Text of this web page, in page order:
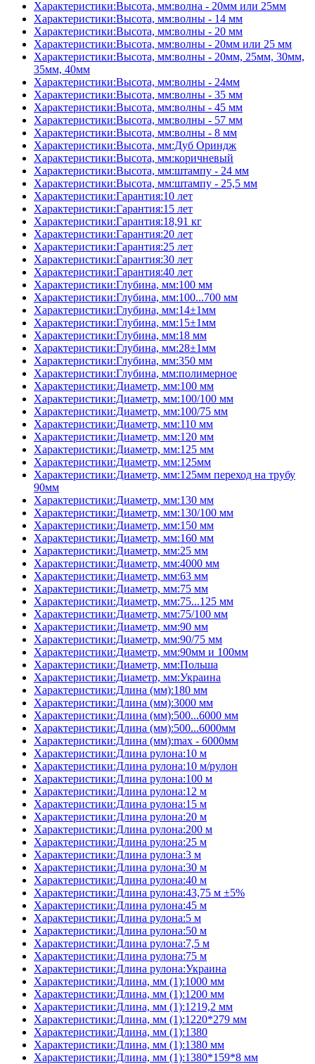
Характеристики:Высота, мм:волна - 20мм или 25мм
Характеристики:Высота, мм:волны - 14 мм
Характеристики:Высота, мм:волны - 20 мм
Характеристики:Высота, мм:волны - 20мм или 25 мм
Характеристики:Высота, мм:волны - 20мм, 25мм, 30мм,
35мм, 40мм
Характеристики:Высота, мм:волны - 24мм
Характеристики:Высота, мм:волны - 35 мм
Характеристики:Высота, мм:волны - 45 мм
Характеристики:Высота, мм:волны - 57 мм
Характеристики:Высота, мм:волны - 8 мм
Характеристики:Высота, мм:Дуб Ориндж
Характеристики:Высота, мм:коричневый
Характеристики:Высота, мм:штампу - 24 мм
Характеристики:Высота, мм:штампу - 25,5 мм
Характеристики:Гарантия:10 лет
Характеристики:Гарантия:15 лет
Характеристики:Гарантия:18,91 кг
Характеристики:Гарантия:20 лет
Характеристики:Гарантия:25 лет
Характеристики:Гарантия:30 лет
Характеристики:Гарантия:40 лет
Характеристики:Глубина, мм:100 мм
Характеристики:Глубина, мм:100...700 мм
Характеристики:Глубина, мм:14±1мм
Характеристики:Глубина, мм:15±1мм
Характеристики:Глубина, мм:18 мм
Характеристики:Глубина, мм:28±1мм
Характеристики:Глубина, мм:350 мм
Характеристики:Глубина, мм:полимерное
Характеристики:Диаметр, мм:100 мм
Характеристики:Диаметр, мм:100/100 мм
Характеристики:Диаметр, мм:100/75 мм
Характеристики:Диаметр, мм:110 мм
Характеристики:Диаметр, мм:120 мм
Характеристики:Диаметр, мм:125 мм
Характеристики:Диаметр, мм:125мм
Характеристики:Диаметр, мм:125мм переход на трубу
90мм
Характеристики:Диаметр, мм:130 мм
Характеристики:Диаметр, мм:130/100 мм
Характеристики:Диаметр, мм:150 мм
Характеристики:Диаметр, мм:160 мм
Характеристики:Диаметр, мм:25 мм
Характеристики:Диаметр, мм:4000 мм
Характеристики:Диаметр, мм:63 мм
Характеристики:Диаметр, мм:75 мм
Характеристики:Диаметр, мм:75...125 мм
Характеристики:Диаметр, мм:75/100 мм
Характеристики:Диаметр, мм:90 мм
Характеристики:Диаметр, мм:90/75 мм
Характеристики:Диаметр, мм:90мм и 100мм
Характеристики:Диаметр, мм:Польша
Характеристики:Диаметр, мм:Украина
Характеристики:Длина (мм):180 мм
Характеристики:Длина (мм):3000 мм
Характеристики:Длина (мм):500...6000 мм
Характеристики:Длина (мм):500...6000мм
Характеристики:Длина (мм):max - 6000мм
Характеристики:Длина рулона:10 м
Характеристики:Длина рулона:10 м/рулон
Характеристики:Длина рулона:100 м
Характеристики:Длина рулона:12 м
Характеристики:Длина рулона:15 м
Характеристики:Длина рулона:20 м
Характеристики:Длина рулона:200 м
Характеристики:Длина рулона:25 м
Характеристики:Длина рулона:3 м
Характеристики:Длина рулона:30 м
Характеристики:Длина рулона:40 м
Характеристики:Длина рулона:43,75 м ±5%
Характеристики:Длина рулона:45 м
Характеристики:Длина рулона:5 м
Характеристики:Длина рулона:50 м
Характеристики:Длина рулона:7,5 м
Характеристики:Длина рулона:75 м
Характеристики:Длина рулона:Украина
Характеристики:Длина, мм (1):1000 мм
Характеристики:Длина, мм (1):1200 мм
Характеристики:Длина, мм (1):1219,2 мм
Характеристики:Длина, мм (1):1220*279 мм
Характеристики:Длина, мм (1):1380
Характеристики:Длина, мм (1):1380 мм
Характеристики:Длина, мм (1):1380*159*8 мм